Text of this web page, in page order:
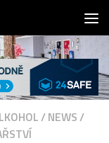
/NEWS/